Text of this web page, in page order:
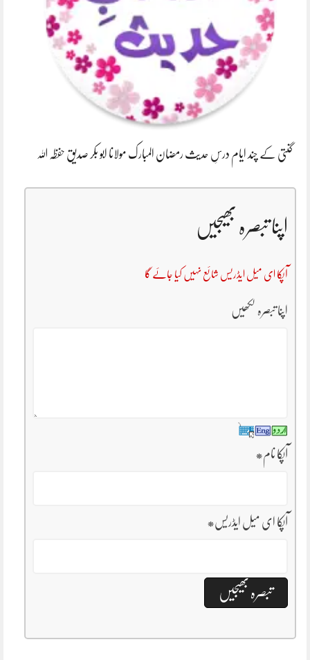
گنتی کے چند ایام درسِ حدیث رمضان المبارک مولانا ابو بکر صدیق حفظہ اللہ
اپنا تبصرہ بھیجیں
آپکا ای میل ایڈریس شائع نہیں کیا جائے گا
اپنا تبصرہ لکھیں
آپکا نام*
آپکا ای میل ایڈریس*